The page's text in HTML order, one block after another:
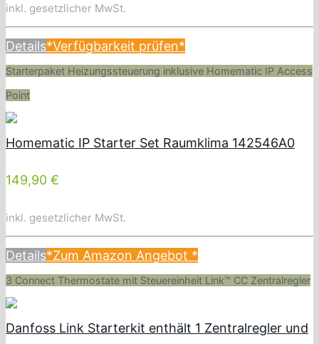
inkl. gesetzlicher MwSt.
Details*Verfügbarkeit prüfen*
Starterpaket Heizungssteuerung inklusive Homematic IP Access
Point
Homematic IP Starter Set Raumklima 142546A0
149,90 €
inkl. gesetzlicher MwSt.
Details*Zum Amazon Angebot *
3 Connect Thermostate mit Steuereinheit Link™ CC Zentralregler
Danfoss Link Starterkit enthält 1 Zentralregler und